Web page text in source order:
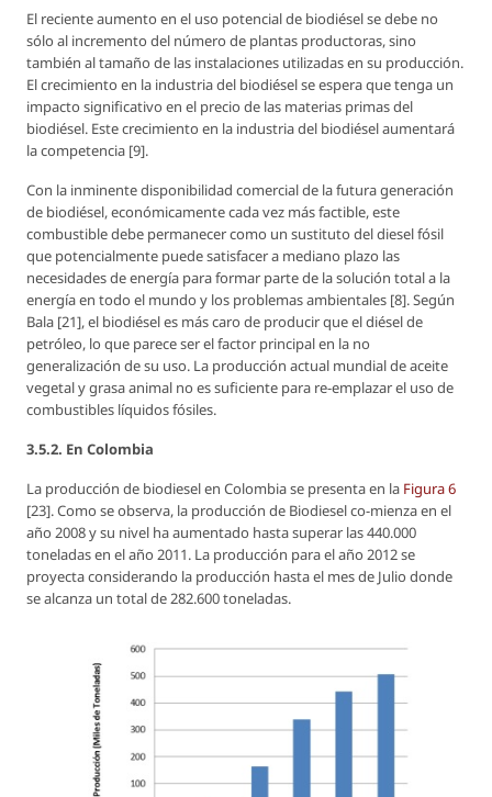
El reciente aumento en el uso potencial de biodiésel se debe no
sólo al incremento del número de plantas productoras, sino
también al tamaño de las instalaciones utilizadas en su producción.
El crecimiento en la industria del biodiésel se espera que tenga un
impacto significativo en el precio de las materias primas del
biodiésel. Este crecimiento en la industria del biodiésel aumentará
la competencia [9].
Con la inminente disponibilidad comercial de la futura generación
de biodiésel, económicamente cada vez más factible, este
combustible debe permanecer como un sustituto del diesel fósil
que potencialmente puede satisfacer a mediano plazo las
necesidades de energía para formar parte de la solución total a la
energía en todo el mundo y los problemas ambientales [8]. Según
Bala [21], el biodiésel es más caro de producir que el diésel de
petróleo, lo que parece ser el factor principal en la no
generalización de su uso. La producción actual mundial de aceite
vegetal y grasa animal no es suficiente para re-emplazar el uso de
combustibles líquidos fósiles.
3.5.2. En Colombia
La producción de biodiesel en Colombia se presenta en la Figura 6
[23]. Como se observa, la producción de Biodiesel co-mienza en el
año 2008 y su nivel ha aumentado hasta superar las 440.000
toneladas en el año 2011. La producción para el año 2012 se
proyecta considerando la producción hasta el mes de Julio donde
se alcanza un total de 282.600 toneladas.